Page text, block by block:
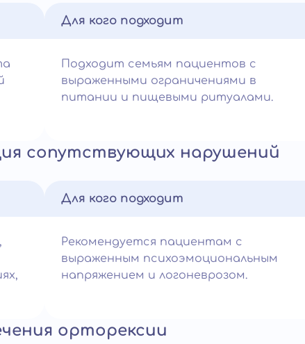
Для кого подходит
Подходит семьям пациентов с
выраженными ограничениями в
питании и пищевыми ритуалами.
сопутствующих нарушений
Для кого подходит
Рекомендуется пациентам с
выраженным психоэмоциональным
напряжением и логоневрозом.
орторексии